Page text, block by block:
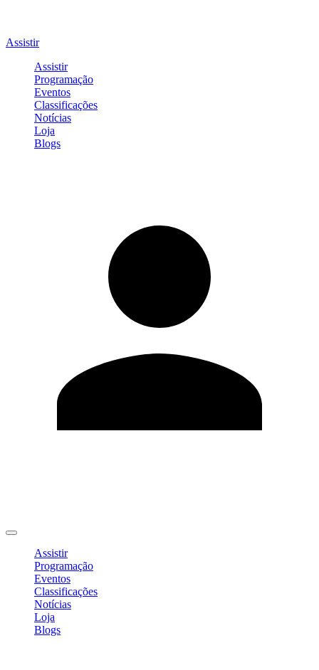
Assistir
Assistir
Programação
Eventos
Classificações
Notícias
Loja
Blogs
Assistir
Programação
Eventos
Classificações
Notícias
Loja
Blogs